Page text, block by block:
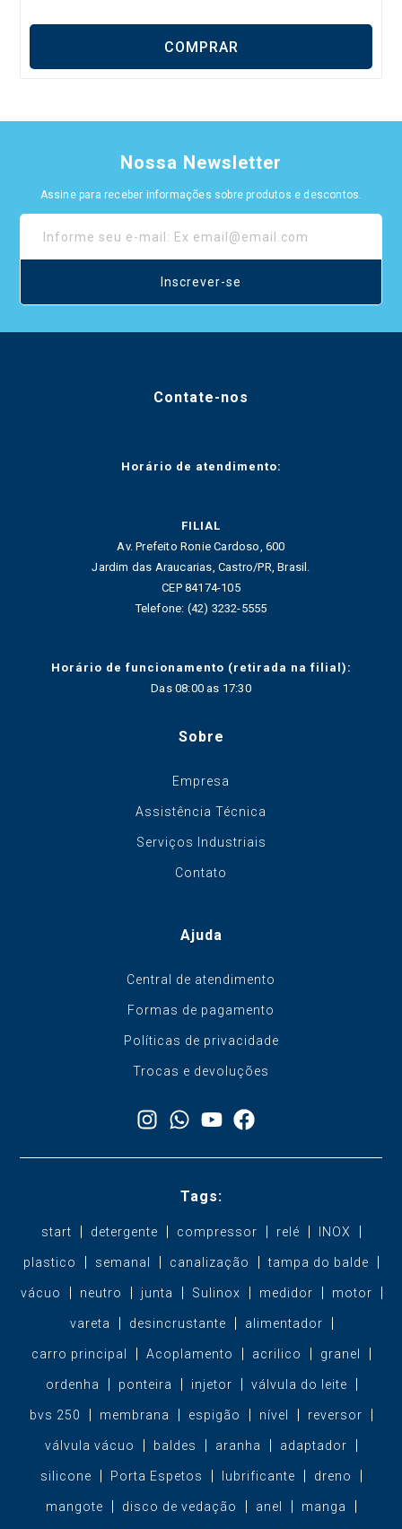
COMPRAR
Nossa Newsletter
Assine para receber informações sobre produtos e descontos.
Inscrever-se
Contate-nos
Horário de atendimento:
FILIAL
Av. Prefeito Ronie Cardoso, 600
Jardim das Araucarias, Castro/PR, Brasil.
CEP 84174-105
Telefone: (42) 3232-5555
Horário de funcionamento (retirada na filial):
Das 08:00 as 17:30
Sobre
Empresa
Assistência Técnica
Serviços Industriais
Contato
Ajuda
Central de atendimento
Formas de pagamento
Políticas de privacidade
Trocas e devoluções
Tags:
start detergente compressor relé INOX
plastico semanal canalização tampa do balde
vácuo neutro junta Sulinox medidor motor
vareta desincrustante alimentador
carro principal Acoplamento acrilico granel
ordenha ponteira injetor válvula do leite
bvs 250 membrana espigão nível reversor
válvula vácuo baldes aranha adaptador
silicone Porta Espetos lubrificante dreno
mangote disco de vedação anel manga